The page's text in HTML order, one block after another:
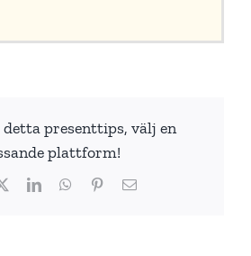
presenttips, välj en
plattform!
LinkedInWhatsApp
Pinterest
E-